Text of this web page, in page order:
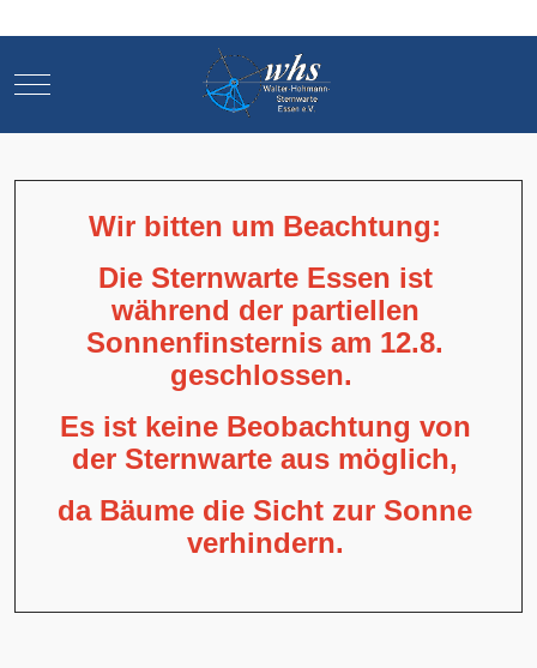
Mobile Menu Toggle
Wir bitten um Beachtung:
Die Sternwarte Essen ist
während der partiellen
Sonnenfinsternis am 12.8.
geschlossen.
Es ist keine Beobachtung von
der Sternwarte aus möglich,
da Bäume die Sicht zur Sonne
verhindern.